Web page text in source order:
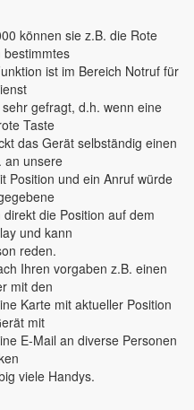
können sie z.B. die Rote
bestimmtes
ist im Bereich Notruf für
gefragt, d.h. wenn eine
Taste
das Gerät selbständig einen
an unsere
Position und ein Anruf würde
die Position auf dem
und kann
reden.
Ihren vorgaben z.B. einen
mit den
Karte mit aktueller Position
mit
E-Mail an diverse Personen
viele Handys.